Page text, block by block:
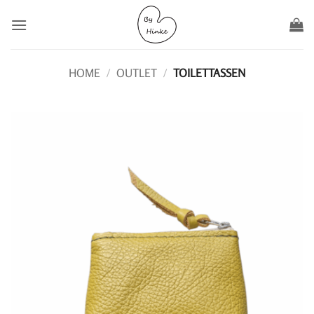
naar
HOME / OUTLET / TOILETTASSEN